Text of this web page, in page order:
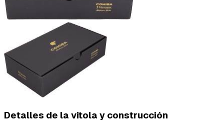
Detalles de la vitola y construcción